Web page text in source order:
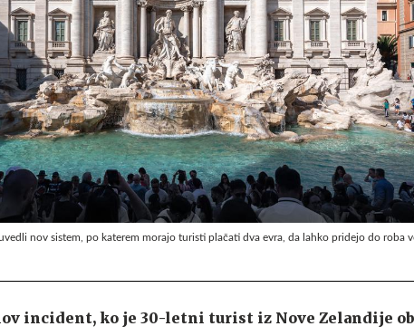
nov sistem, po katerem morajo turisti plačati dva evra, da lahko pridejo do roba
incident, ko je 30-letni turist iz Nove Zelandije